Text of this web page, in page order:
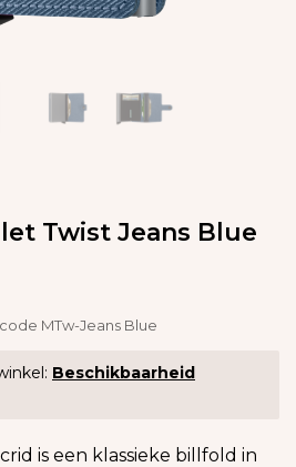
Twist Jeans Blue
MTw-Jeans Blue
Beschikbaarheid
is een klassieke billfold in